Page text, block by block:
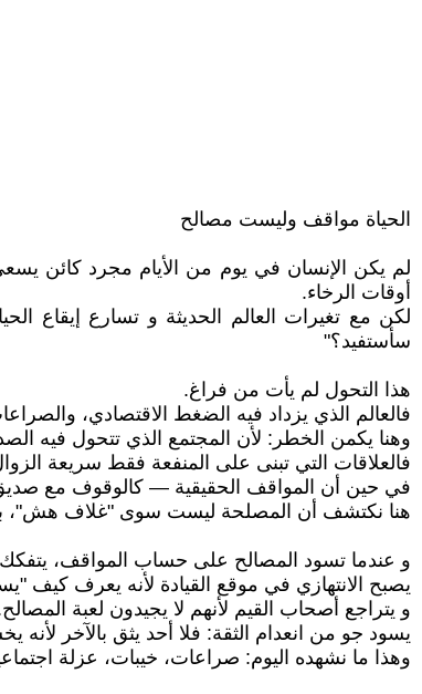
الحياة مواقف وليست مصالح
لم يكن الإنسان في يوم من الأيام مجرد كائن
أوقات الرخاء.
لكن مع تغيرات العالم الحديثة و تسارع إيقاع
سأستفيد؟"
هذا التحول لم يأت من فراغ.
فالعالم الذي يزداد فيه الضغط الاقتصادي،
وهنا يكمن الخطر: لأن المجتمع الذي تتحول فيه
فالعلاقات التي تبنى على المنفعة فقط سريعة
في حين أن المواقف الحقيقية — كالوقوف مع
هنا نكتشف أن المصلحة ليست سوى "غلاف هش"،
و عندما تسود المصالح على حساب المواقف، يتفكك
يصبح الانتهازي في موقع القيادة لأنه يعرف كيف
و يتراجع أصحاب القيم لأنهم لا يجيدون لعبة
يسود جو من انعدام الثقة: فلا أحد يثق بالآخر
وهذا ما نشهده اليوم: صراعات، خيبات، عزلة